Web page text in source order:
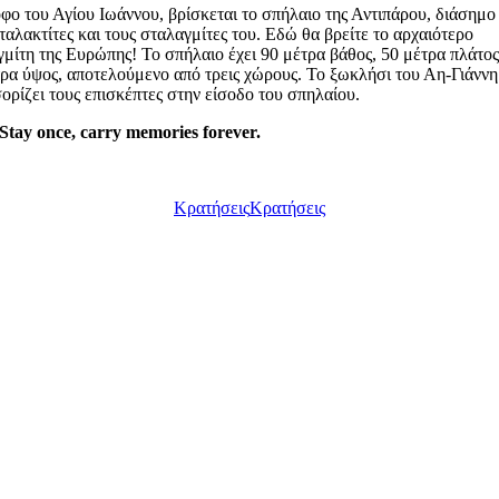
του Αγίου Ιωάννου, βρίσκεται το σπήλαιο της Αντιπάρου, διάσημο
και τους σταλαγμίτες του. Εδώ θα βρείτε το αρχαιότερο
της Ευρώπης! Το σπήλαιο έχει 90 μέτρα βάθος, 50 μέτρα
ύψος, αποτελούμενο από τρεις χώρους. Το ξωκλήσι του Αη-Γιάννη
τους επισκέπτες στην είσοδο του σπηλαίου.
Stay once, carry memories forever.
ΚρατήσειςΚρατήσεις